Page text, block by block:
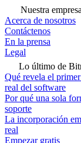
Nuestra empresa
Acerca de nosotros
Contáctenos
En la prensa
Legal
Lo último de
Qué revela el
real del software
Por qué una sola
soporte
La incorporación
real
Empezar gratis